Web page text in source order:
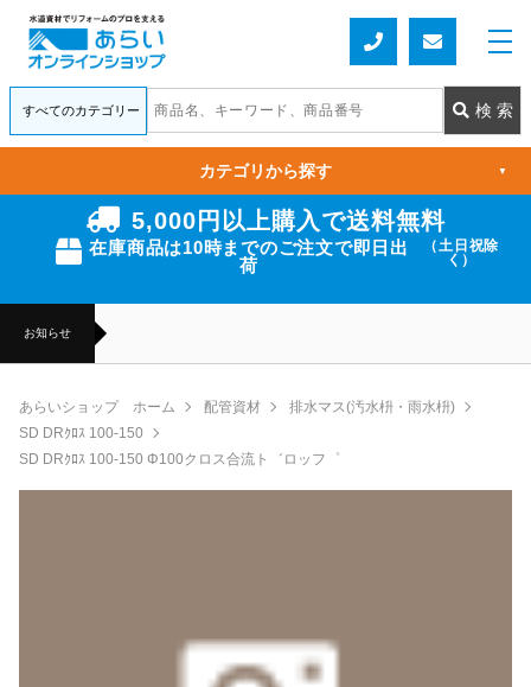
5,000円以上購入で送料無料
在庫商品は10時までのご注文で即日出
荷
（土日祝除
く）
お知らせ
カテゴリから探す ▼
あらいショップ ホーム 配管資材
排水マス(汚水枡・雨水枡)
SD DRｸﾛｽ 100-150
SD DRｸﾛｽ 100-150 Φ100クロス合流ト゛ロッフ゜